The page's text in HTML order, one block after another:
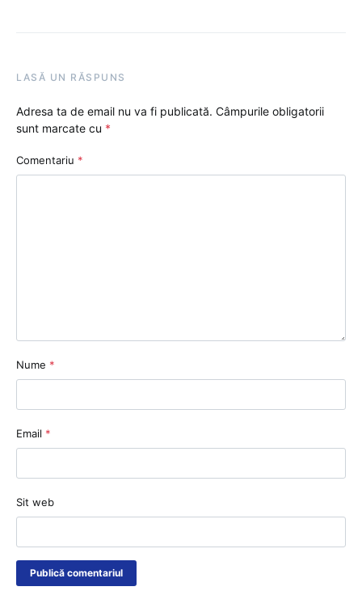
LASĂ UN RĂSPUNS
Adresa ta de email nu va fi publicată. Câmpurile obligatorii
sunt marcate cu *
Comentariu *
Nume *
Email *
Sit web